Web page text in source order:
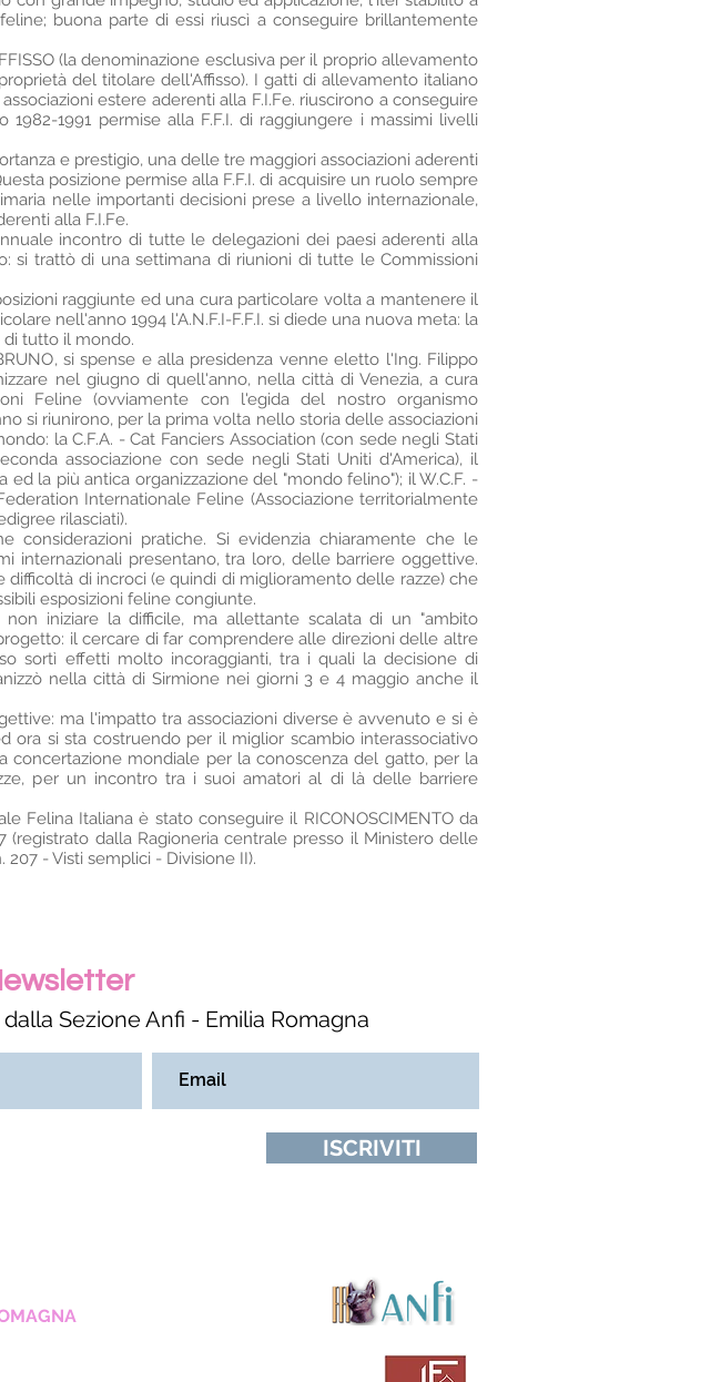
buona parte di essi riuscì a conseguire brillantemente
(la denominazione esclusiva per il proprio allevamento
del titolare dell'Affisso). I gatti di allevamento italiano
estere aderenti alla F.I.Fe. riuscirono a conseguire
1991 permise alla F.F.I. di raggiungere i massimi livelli
e prestigio, una delle tre maggiori associazioni aderenti
posizione permise alla F.F.I. di acquisire un ruolo sempre
nelle importanti decisioni prese a livello internazionale,
alla F.I.Fe.
incontro di tutte le delegazioni dei paesi aderenti alla
si trattò di una settimana di riunioni di tutte le Commissioni
raggiunte ed una cura particolare volta a mantenere il
nell'anno 1994 l'A.N.F.I-F.F.I. si diede una nuova meta: la
di tutto il mondo.
si spense e alla presidenza venne eletto l'Ing. Filippo
nel giugno di quell'anno, nella città di Venezia, a cura
Feline (ovviamente con l'egida del nostro organismo
si riunirono, per la prima volta nello storia delle associazioni
la C.F.A. - Cat Fanciers Association (con sede negli Stati
associazione con sede negli Stati Uniti d'America), il
ed la più antica organizzazione del "mondo felino"); il W.C.F. -
Internationale Feline (Associazione territorialmente
rilasciati).
considerazioni pratiche. Si evidenzia chiaramente che le
internazionali presentano, tra loro, delle barriere oggettive.
di incroci (e quindi di miglioramento delle razze) che
esposizioni feline congiunte.
iniziare la difficile, ma allettante scalata di un "ambito
il cercare di far comprendere alle direzioni delle altre
sortì effetti molto incoraggianti, tra i quali la decisione di
nella città di Sirmione nei giorni 3 e 4 maggio anche il
ma l'impatto tra associazioni diverse è avvenuto e si è
ora si sta costruendo per il miglior scambio interassociativo
mondiale per la conoscenza del gatto, per la
per un incontro tra i suoi amatori al di là delle barriere
Felina Italiana è stato conseguire il RICONOSCIMENTO da
dalla Ragioneria centrale presso il Ministero delle
- Visti semplici - Divisione II).
Sezione Anfi - Emilia Romagna
ISCRIVITI